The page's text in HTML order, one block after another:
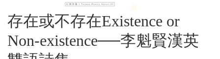
存在或不存在Existence or
Non-existence──李魁賢漢英